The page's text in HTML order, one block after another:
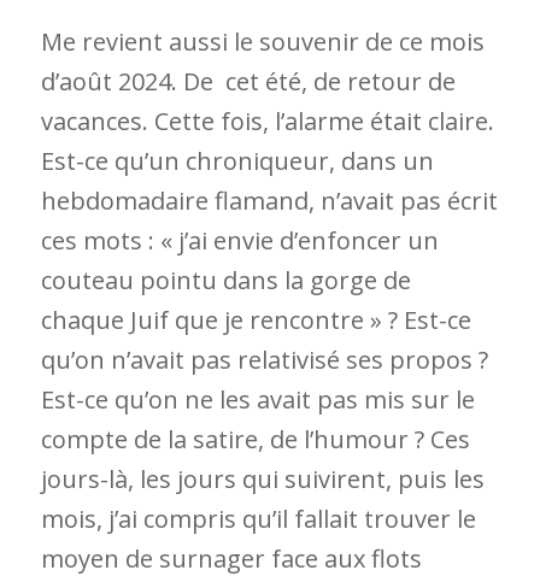
Me revient aussi le souvenir de ce mois
d’août 2024. De cet été, de retour de
vacances. Cette fois, l’alarme était claire.
Est-ce qu’un chroniqueur, dans un
hebdomadaire flamand, n’avait pas écrit
ces mots : « j’ai envie d’enfoncer un
couteau pointu dans la gorge de
chaque Juif que je rencontre » ? Est-ce
qu’on n’avait pas relativisé ses propos ?
Est-ce qu’on ne les avait pas mis sur le
compte de la satire, de l’humour ? Ces
jours-là, les jours qui suivirent, puis les
mois, j’ai compris qu’il fallait trouver le
moyen de surnager face aux flots